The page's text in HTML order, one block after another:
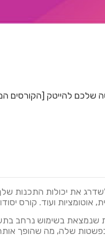
שלכם להייטק [הקורסים
את יכולות התכנות
אוטומציות ועוד. קורס
שלה, מה שהופך